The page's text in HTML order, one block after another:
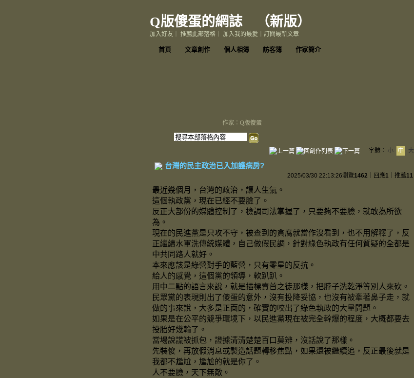
Q版傻蛋的網誌 （新版）
首頁 文章創作 個人相簿 訪客簿 作家簡介
加入好友 推薦此部落格 加入我的最愛 訂閱最新文章
作家：Q版傻蛋
字體： 小 中 大
台灣的民主政治已入加護病房?
2025/03/30 22:13:26瀏覽1462 ｜回應1 ｜推薦11
最近幾個月，台灣的政治，讓人生氣。
這個執政黨，現在已經不要臉了。
反正大部份的媒體控制了，檢調司法掌握了，只要夠不要臉，就敢為所欲
為。
現在的民進黨是只攻不守，被查到的貪腐就當作沒看到，也不用解釋了，反
正繼續水軍洗傳統媒體，自己做假民調，針對綠色執政有任何質疑的全都是
中共同路人就好。
本來應該是綠營對手的藍營，只有零星的反抗。
給人的感覺，這個黨的領導，軟趴趴。
用中二點的語言來說，就是插標賣首之徒那樣，把脖子洗乾淨等別人來砍。
民眾黨的表現則出了傻蛋的意外，沒有投降妥協，也沒有被牽著鼻子走，就
做的事來說，大多是正面的，確實的咬出了綠色執政的大量問題。
如果是在公平的競爭環境下，以民進黨現在被完全幹爆的程度，大概都要去
投胎好幾輪了。
當場說謊被抓包，證據清清楚楚百口莫辨，沒話說了那樣。
先裝傻，再放假消息或製造話題轉移焦點，如果還被繼續追，反正最後就是
我都不尷尬，尷尬的就是你了。
人不要臉，天下無敵。